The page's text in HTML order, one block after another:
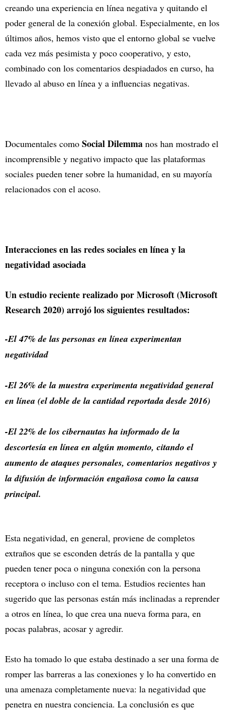
creando una experiencia en línea negativa y quitando el
poder general de la conexión global. Especialmente, en los
últimos años, hemos visto que el entorno global se vuelve
cada vez más pesimista y poco cooperativo, y esto,
combinado con los comentarios despiadados en curso, ha
llevado al abuso en línea y a influencias negativas.
Documentales como Social Dilemma nos han mostrado el
incomprensible y negativo impacto que las plataformas
sociales pueden tener sobre la humanidad, en su mayoría
relacionados con el acoso.
Interacciones en las redes sociales en línea y la
negatividad asociada
Un estudio reciente realizado por Microsoft (Microsoft
Research 2020) arrojó los siguientes resultados:
-El 47% de las personas en línea experimentan
negatividad
-El 26% de la muestra experimenta negatividad general
en línea (el doble de la cantidad reportada desde 2016)
-El 22% de los cibernautas ha informado de la
descortesía en línea en algún momento, citando el
aumento de ataques personales, comentarios negativos y
la difusión de información engañosa como la causa
principal.
Esta negatividad, en general, proviene de completos
extraños que se esconden detrás de la pantalla y que
pueden tener poca o ninguna conexión con la persona
receptora o incluso con el tema. Estudios recientes han
sugerido que las personas están más inclinadas a reprender
a otros en línea, lo que crea una nueva forma para, en
pocas palabras, acosar y agredir.
Esto ha tomado lo que estaba destinado a ser una forma de
romper las barreras a las conexiones y lo ha convertido en
una amenaza completamente nueva: la negatividad que
penetra en nuestra conciencia. La conclusión es que